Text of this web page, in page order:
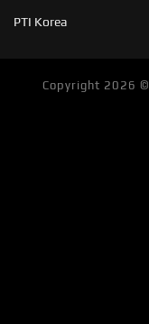
PTI Korea
Copyright 2026 ©